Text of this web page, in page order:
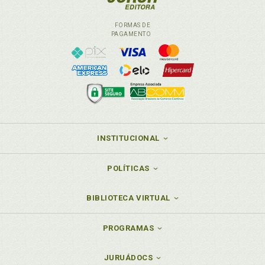
FORMAS DE
PAGAMENTO
INSTITUCIONAL
POLÍTICAS
BIBLIOTECA VIRTUAL
PROGRAMAS
JURUÁDOCS